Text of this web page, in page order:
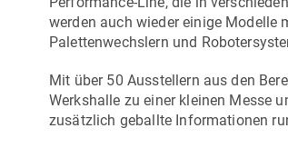
werden auch wieder einige Modelle
Palettenwechslern und
Mit über 50 Ausstellern aus den
Werkshalle zu einer kleinen Messe
zusätzlich geballte Informationen